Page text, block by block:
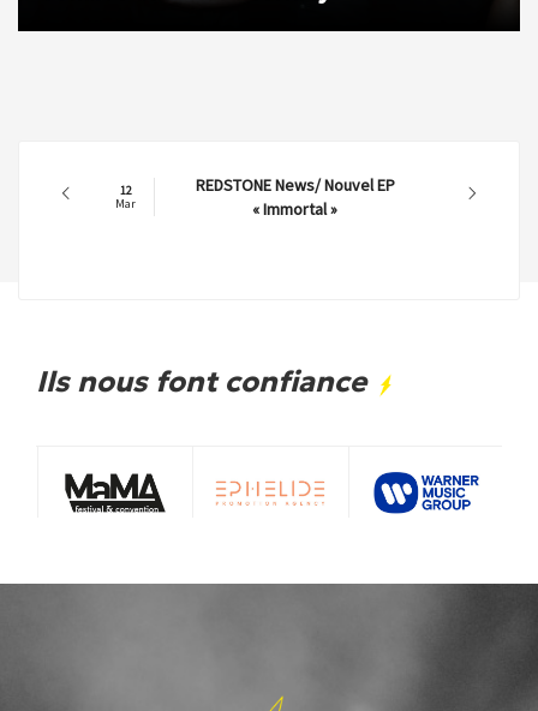
12
Mar
REDSTONE News/ Nouvel EP
« Immortal »
Ils nous font confiance